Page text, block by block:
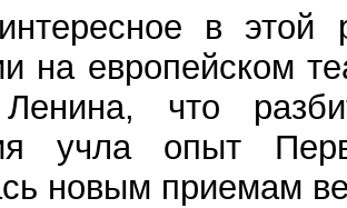
в этой
на европейском
что
учла опыт
новым приемам